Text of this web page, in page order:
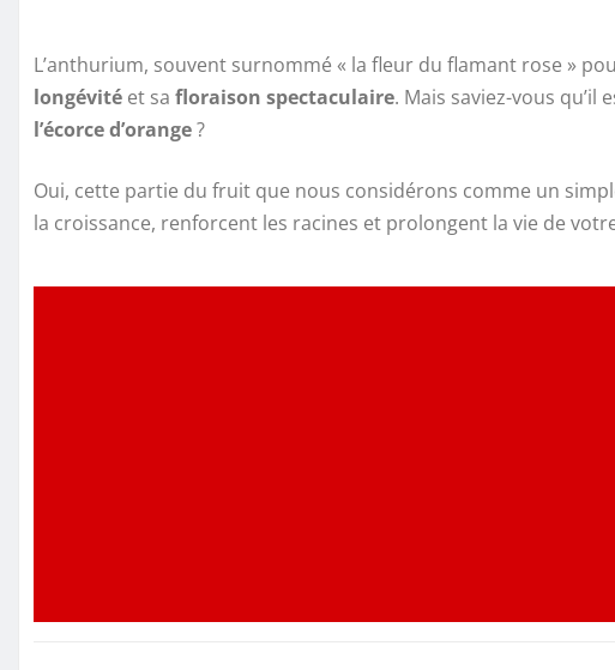
L’anthurium, souvent surnommé « la fleur du flamant rose »
longévité et sa floraison spectaculaire. Mais saviez-vous qu’il
l’écorce d’orange?
Oui, cette partie du fruit que nous considérons comme un
la croissance, renforcent les racines et prolongent la vie de